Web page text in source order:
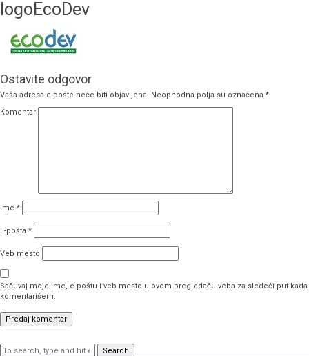
logoEcoDev
Ostavite odgovor
Vaša adresa e-pošte neće biti objavljena. Neophodna polja su označena *
Komentar
Ime *
E-pošta *
Veb mesto
Sačuvaj moje ime, e-poštu i veb mesto u ovom pregledaču veba za sledeći put kada
komentarišem.
Search